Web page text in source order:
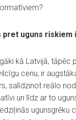
pret uguns riskiem
kā Latvijā,
cenu, ir
salīdzinot reālo
un līdz ar to
ugunsgrēku